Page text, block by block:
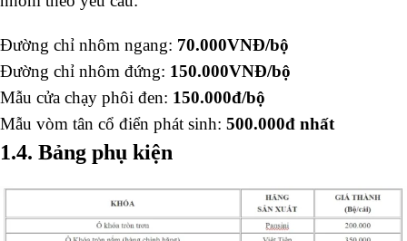
Đường chỉ nhôm ngang: 70.000VNĐ/bộ
Đường chỉ nhôm đứng: 150.000VNĐ/bộ
Mẫu cửa chạy phôi đen: 150.000đ/bộ
Mẫu vòm tân cổ điển phát sinh: 500.000đ nhất
1.4. Bảng phụ kiện